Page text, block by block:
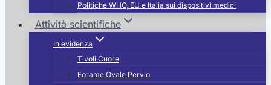
Politiche WHO, EU e Italia sui dispositivi medici
Attività scientifiche
In evidenza
Tivoli Cuore
Forame Ovale Pervio